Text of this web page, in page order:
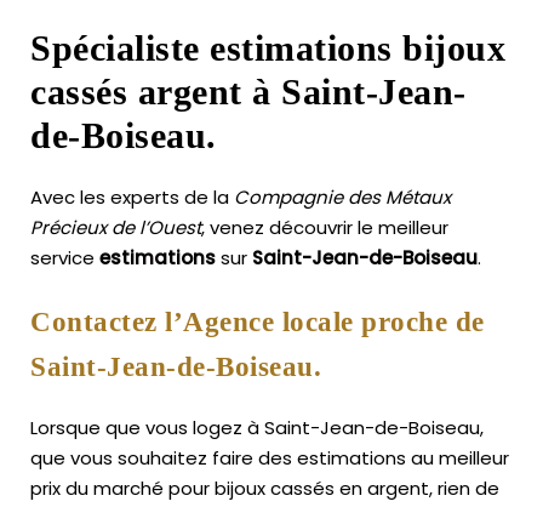
Spécialiste estimations bijoux
cassés argent à Saint-Jean-
de-Boiseau.
Avec les experts de la Compagnie des Métaux
Précieux de l’Ouest, venez découvrir le meilleur
service estimationssur Saint-Jean-de-Boiseau.
Contactez l’Agence locale proche de
Saint-Jean-de-Boiseau.
Lorsque que vous logez à Saint-Jean-de-Boiseau,
que vous souhaitez faire des estimations au meilleur
prix du marché pour bijoux cassés en argent, rien de